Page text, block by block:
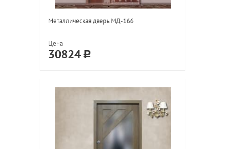
Металлическая дверь МД-166
Цена
30824